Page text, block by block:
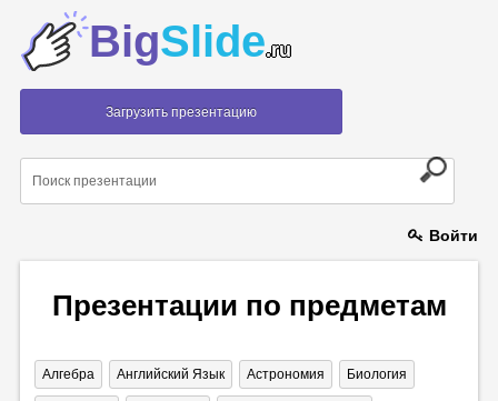
BigSlide.ru
Загрузить презентацию
Войти
Презентации по предметам
Алгебра Английский Язык Астрономия Биология